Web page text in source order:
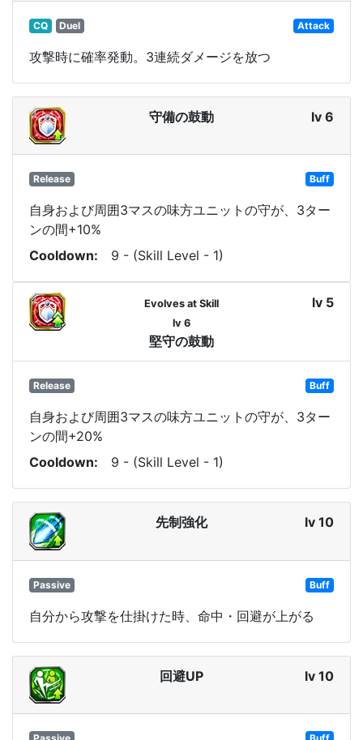
CQ Duel Attack
攻撃時に確率発動。3連続ダメージを放つ
守備の鼓動 lv 6
Release Buff
自身および周囲3マスの味方ユニットの守が、3ター
ンの間+10%
Cooldown
9 - (Skill Level - 1)
Evolves at Skill
lv 6
堅守の鼓動
lv 5
Release Buff
自身および周囲3マスの味方ユニットの守が、3ター
ンの間+20%
Cooldown
9 - (Skill Level - 1)
先制強化 lv 10
Passive Buff
自分から攻撃を仕掛けた時、命中・回避が上がる
回避UP lv 10